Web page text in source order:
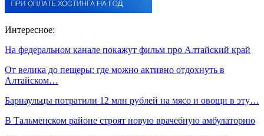
Интересное:
На федеральном канале покажут фильм про Алтайский край
От велика до пещеры: где можно активно отдохнуть в
Алтайском…
Барнаульцы потратили 12 млн рублей на мясо и овощи в эту…
В Тальменском районе строят новую врачебную амбулаторию